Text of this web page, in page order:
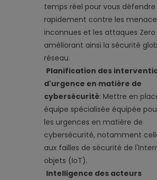
temps réel pour vous défendre
rapidement contre les
inconnues et les attaques Zero
améliorant ainsi la sécurité
réseau.
Planification des
d'urgence en matière de
cybersécurité: Mettre en
équipe spécialisée équipée
les urgences en matière de
cybersécurité, notamment
aux failles de sécurité de
objets (IoT).
Intelligence des acteurs